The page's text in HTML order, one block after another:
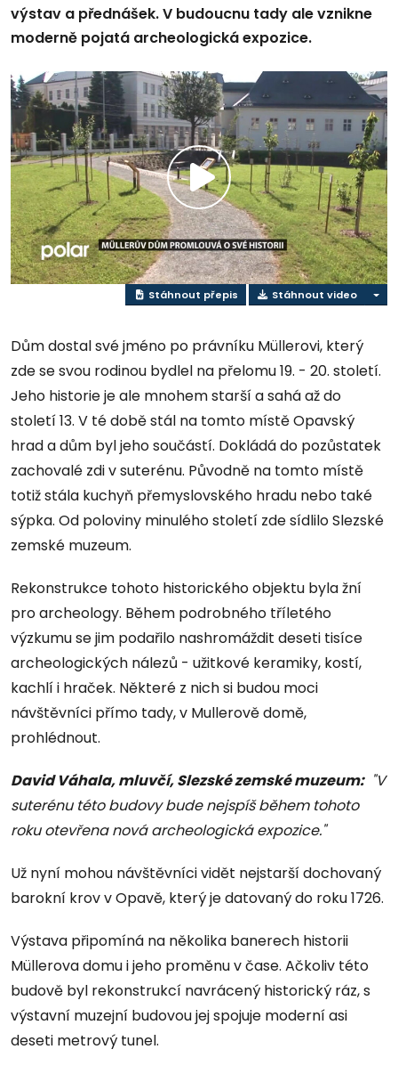
výstav a přednášek. V budoucnu tady ale vznikne
moderně pojatá archeologická expozice.
Přehrát
video
Stáhnout přepis Stáhnout video
Dům dostal své jméno po právníku Müllerovi, který
zde se svou rodinou bydlel na přelomu 19. - 20. století.
Jeho historie je ale mnohem starší a sahá až do
století 13. V té době stál na tomto místě Opavský
hrad a dům byl jeho součástí. Dokládá do pozůstatek
zachovalé zdi v suterénu. Původně na tomto místě
totiž stála kuchyň přemyslovského hradu nebo také
sýpka. Od poloviny minulého století zde sídlilo Slezské
zemské muzeum.
Rekonstrukce tohoto historického objektu byla žní
pro archeology. Během podrobného tříletého
výzkumu se jim podařilo nashromáždit deseti tisíce
archeologických nálezů - užitkové keramiky, kostí,
kachlí i hraček. Některé z nich si budou moci
návštěvníci přímo tady, v Mullerově domě,
prohlédnout.
David Váhala, mluvčí, Slezské zemské muzeum:"V
suterénu této budovy bude nejspíš během tohoto
roku otevřena nová archeologická expozice."
Už nyní mohou návštěvníci vidět nejstarší dochovaný
barokní krov v Opavě, který je datovaný do roku 1726.
Výstava připomíná na několika banerech historii
Müllerova domu i jeho proměnu v čase. Ačkoliv této
budově byl rekonstrukcí navrácený historický ráz, s
výstavní muzejní budovou jej spojuje moderní asi
deseti metrový tunel.